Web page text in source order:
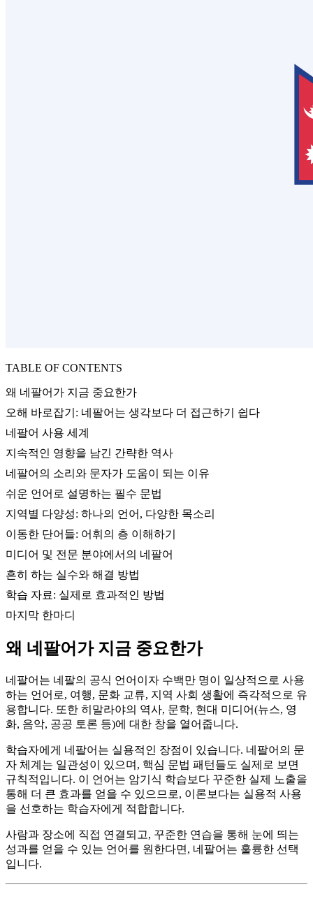
TABLE OF CONTENTS
왜 네팔어가 지금 중요한가
오해 바로잡기: 네팔어는 생각보다 더 접근하기 쉽다
네팔어 사용 세계
지속적인 영향을 남긴 간략한 역사
네팔어의 소리와 문자가 도움이 되는 이유
쉬운 언어로 설명하는 필수 문법
지역별 다양성: 하나의 언어, 다양한 목소리
이동한 단어들: 어휘의 층 이해하기
미디어 및 전문 분야에서의 네팔어
흔히 하는 실수와 해결 방법
학습 자료: 실제로 효과적인 방법
마지막 한마디
왜 네팔어가 지금 중요한가
네팔어는 네팔의 공식 언어이자 수백만 명이 일상적으로 사용
하는 언어로, 여행, 문화 교류, 지역 사회 생활에 즉각적으로 유
용합니다. 또한 히말라야의 역사, 문학, 현대 미디어(뉴스, 영
화, 음악, 공공 토론 등)에 대한 창을 열어줍니다.
학습자에게 네팔어는 실용적인 장점이 있습니다. 네팔어의 문
자 체계는 일관성이 있으며, 핵심 문법 패턴들도 실제로 보면
규칙적입니다. 이 언어는 암기식 학습보다 꾸준한 실제 노출을
통해 더 큰 효과를 얻을 수 있으므로, 이론보다는 실용적 사용
을 선호하는 학습자에게 적합합니다.
사람과 장소에 직접 연결되고, 꾸준한 연습을 통해 눈에 띄는
성과를 얻을 수 있는 언어를 원한다면, 네팔어는 훌륭한 선택
입니다.